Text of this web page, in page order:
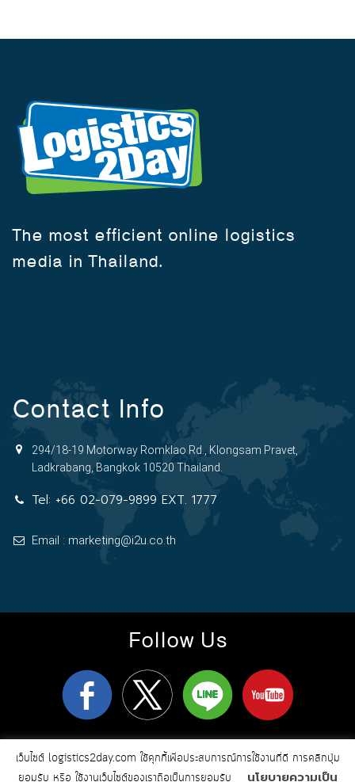
The most efficient online logistics
media in Thailand.
Contact Info
294/18-19 Motorway Romklao Rd., Klongsam Pravet,
Ladkrabang, Bangkok 10520 Thailand.
Tel: +66 02-079-9899 EXT. 1777
Email : marketing@i2u.co.th
Follow Us
Copyright 2026logistics2day.com© All Rights Reserved
Online Marketing & Web Design by i2u
เว็บไซต์ logistics2day.com ใช้คุกกี้เพื่อประสบการณ์การใช้งานที่ดี การคลิกปุ่ม
ยอมรับ หรือ ใช้งานเว็บไซต์ของเราถือเป็นการยอมรับ
นโยบายความเป็น